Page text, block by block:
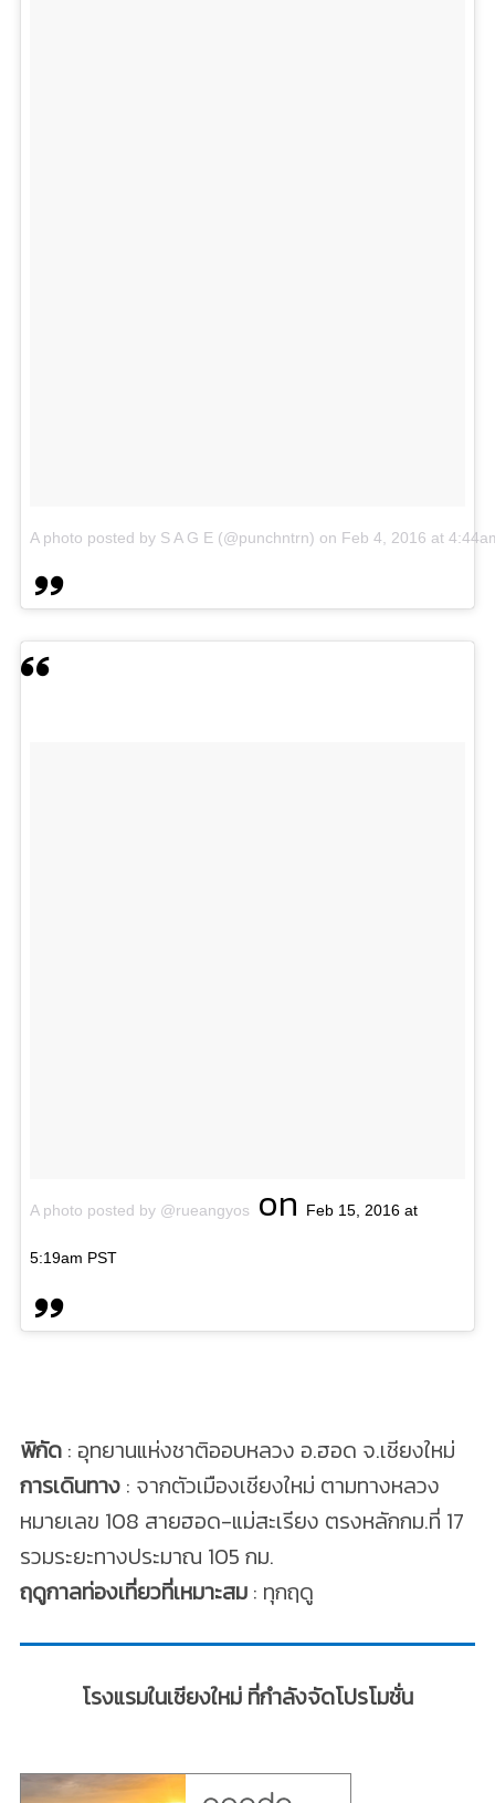
A photo posted by S A G E (@punchntrn) on Feb 4, 2016 at
A photo posted by @rueangyos on Feb 15, 2016 at
5:19am PST
พิกัด: อุทยานแห่งชาติออบหลวง อ.ฮอด จ.เชียงใหม่
การเดินทาง: จากตัวเมืองเชียงใหม่ ตามทางหลวง
หมายเลข 108 สายฮอด-แม่สะเรียง ตรงหลักกม.ที่ 17
รวมระยะทางประมาณ 105 กม.
ฤดูกาลท่องเที่ยวที่เหมาะสม: ทุกฤดู
โรงแรมในเชียงใหม่ ที่กำลังจัดโปรโมชั่น